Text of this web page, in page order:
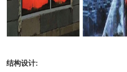
结构设计: